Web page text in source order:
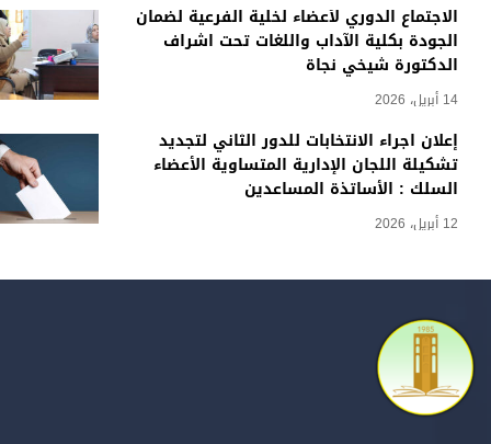
الاجتماع الدوري لأعضاء لخلية الفرعية لضمان
الجودة بكلية الآداب واللغات تحت اشراف
الدكتورة شيخي نجاة
14 أبريل، 2026
إعلان اجراء الانتخابات للدور الثاني لتجديد
تشكيلة اللجان الإدارية المتساوية الأعضاء
السلك : الأساتذة المساعدين
12 أبريل، 2026